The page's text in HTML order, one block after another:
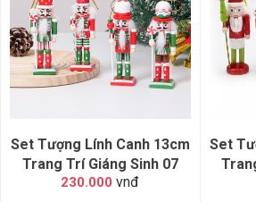
Set Tượng Lính Canh 13cm
Trang Trí Giáng Sinh 07
230.000 vnđ
Set